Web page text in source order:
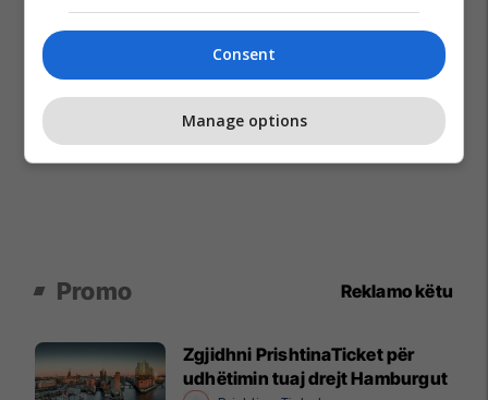
Promo Reklamo këtu
Zgjidhni PrishtinaTicket për
udhëtimin tuaj drejt Hamburgut
Consent
Manage options